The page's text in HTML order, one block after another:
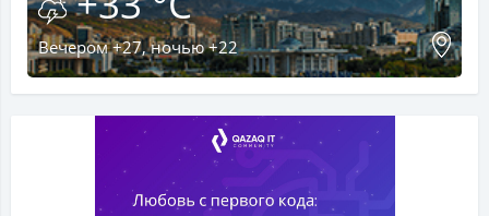
Вечером +27, ночью +22